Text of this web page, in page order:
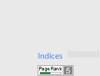
Indices